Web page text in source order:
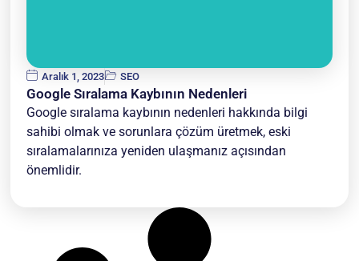
Aralık 1, 2023 SEO
Google Sıralama Kaybının Nedenleri
Google sıralama kaybının nedenleri hakkında bilgi
sahibi olmak ve sorunlara çözüm üretmek, eski
sıralamalarınıza yeniden ulaşmanız açısından
önemlidir.